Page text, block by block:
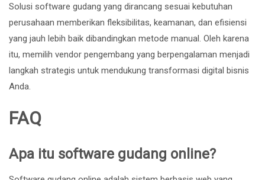
Solusi software gudang yang dirancang sesuai kebutuhan
perusahaan memberikan fleksibilitas, keamanan, dan efisiensi
yang jauh lebih baik dibandingkan metode manual. Oleh karena
itu, memilih vendor pengembang yang berpengalaman menjadi
langkah strategis untuk mendukung transformasi digital bisnis
Anda.
FAQ
Apa itu software gudang online?